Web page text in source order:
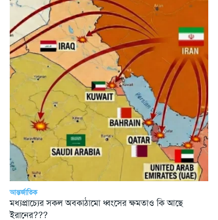
আন্তর্জাতিক
মধ্যপ্রাচ্যের সকল অবকাঠামো ধ্বংসের ক্ষমতাও কি আছে
ইরানের???